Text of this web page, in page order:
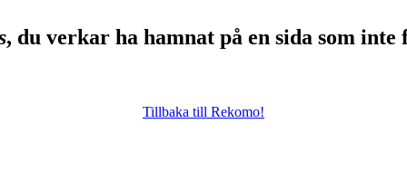
, du verkar ha hamnat på en sida som inte
Tillbaka till Rekomo!